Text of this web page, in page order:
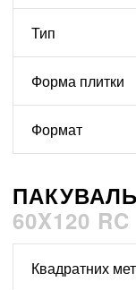
Тип
Форма плитки
Формат
60X120 RC
Квадратних